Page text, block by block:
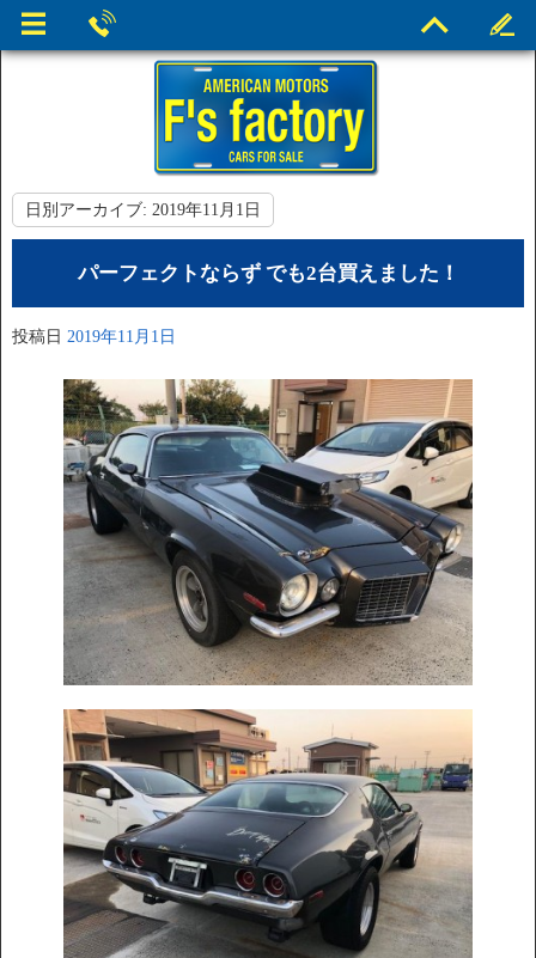
日別アーカイブ: 2019年11月1日
パーフェクトならず でも2台買えました！
投稿日 2019年11月1日